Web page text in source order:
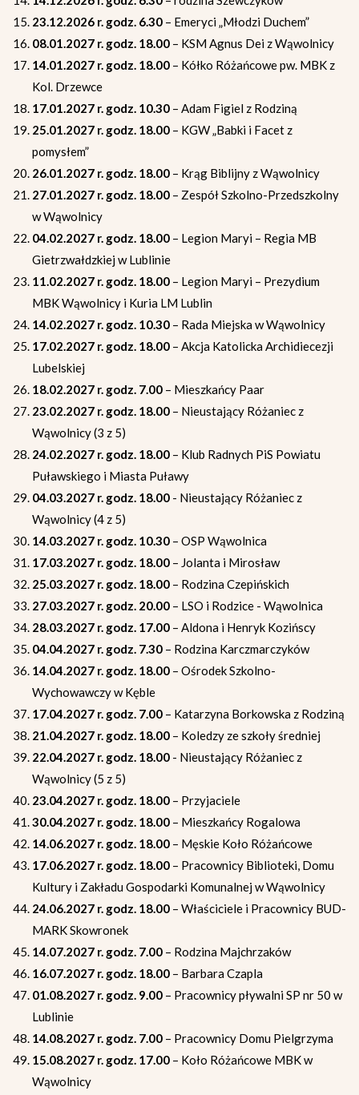
23.12.2026 r. godz. 6.30 – Emeryci „Młodzi Duchem”
08.01.2027 r. godz. 18.00 – KSM Agnus Dei z Wąwolnicy
14.01.2027 r. godz. 18.00 – Kółko Różańcowe pw. MBK z
Kol. Drzewce
17.01.2027 r. godz. 10.30 – Adam Figiel z Rodziną
25.01.2027 r. godz. 18.00 – KGW „Babki i Facet z
pomysłem”
26.01.2027 r. godz. 18.00 – Krąg Biblijny z Wąwolnicy
27.01.2027 r. godz. 18.00 – Zespół Szkolno-Przedszkolny
w Wąwolnicy
04.02.2027 r. godz. 18.00 – Legion Maryi – Regia MB
Gietrzwałdzkiej w Lublinie
11.02.2027 r. godz. 18.00 – Legion Maryi – Prezydium
MBK Wąwolnicy i Kuria LM Lublin
14.02.2027 r. godz. 10.30 – Rada Miejska w Wąwolnicy
17.02.2027 r. godz. 18.00 – Akcja Katolicka Archidiecezji
Lubelskiej
18.02.2027 r. godz. 7.00 – Mieszkańcy Paar
23.02.2027 r. godz. 18.00 – Nieustający Różaniec z
Wąwolnicy (3 z 5)
24.02.2027 r. godz. 18.00 – Klub Radnych PiS Powiatu
Puławskiego i Miasta Puławy
04.03.2027 r. godz. 18.00 - Nieustający Różaniec z
Wąwolnicy (4 z 5)
14.03.2027 r. godz. 10.30 – OSP Wąwolnica
17.03.2027 r. godz. 18.00 – Jolanta i Mirosław
25.03.2027 r. godz. 18.00 – Rodzina Czepińskich
27.03.2027 r. godz. 20.00 – LSO i Rodzice - Wąwolnica
28.03.2027 r. godz. 17.00 – Aldona i Henryk Kozińscy
04.04.2027 r. godz. 7.30 – Rodzina Karczmarczyków
14.04.2027 r. godz. 18.00 – Ośrodek Szkolno-
Wychowawczy w Kęble
17.04.2027 r. godz. 7.00 – Katarzyna Borkowska z Rodziną
21.04.2027 r. godz. 18.00 – Koledzy ze szkoły średniej
22.04.2027 r. godz. 18.00 - Nieustający Różaniec z
Wąwolnicy (5 z 5)
23.04.2027 r. godz. 18.00 – Przyjaciele
30.04.2027 r. godz. 18.00 – Mieszkańcy Rogalowa
14.06.2027 r. godz. 18.00 – Męskie Koło Różańcowe
17.06.2027 r. godz. 18.00 – Pracownicy Biblioteki, Domu
Kultury i Zakładu Gospodarki Komunalnej w Wąwolnicy
24.06.2027 r. godz. 18.00 – Właściciele i Pracownicy BUD-
MARK Skowronek
14.07.2027 r. godz. 7.00 – Rodzina Majchrzaków
16.07.2027 r. godz. 18.00 – Barbara Czapla
01.08.2027 r. godz. 9.00 – Pracownicy pływalni SP nr 50 w
Lublinie
14.08.2027 r. godz. 7.00 – Pracownicy Domu Pielgrzyma
15.08.2027 r. godz. 17.00 – Koło Różańcowe MBK w
Wąwolnicy